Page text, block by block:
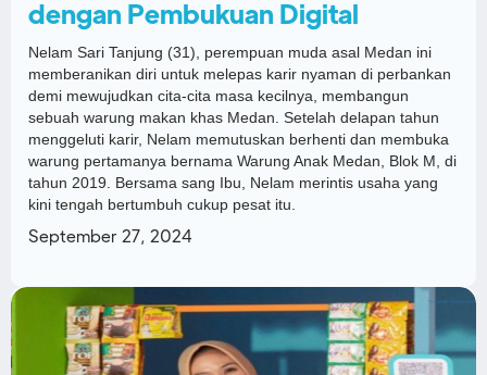
dengan Pembukuan Digital
Nelam Sari Tanjung (31), perempuan muda asal Medan ini
memberanikan diri untuk melepas karir nyaman di perbankan
demi mewujudkan cita-cita masa kecilnya, membangun
sebuah warung makan khas Medan. Setelah delapan tahun
menggeluti karir, Nelam memutuskan berhenti dan membuka
warung pertamanya bernama Warung Anak Medan, Blok M, di
tahun 2019. Bersama sang Ibu, Nelam merintis usaha yang
kini tengah bertumbuh cukup pesat itu.
September 27, 2024